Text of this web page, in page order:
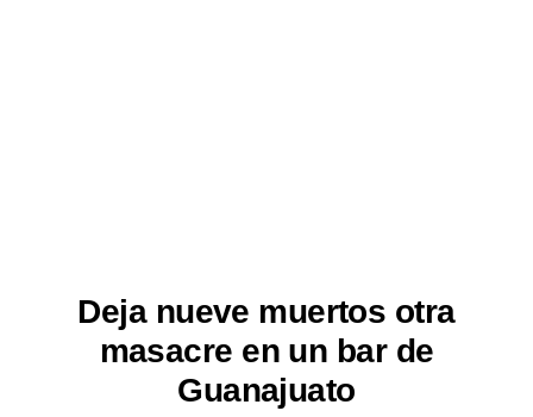
Deja nueve muertos otra
masacre en un bar de
Guanajuato